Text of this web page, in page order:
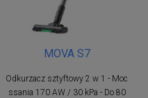
MOVA S7
Odkurzacz sztyftowy 2 w 1 - Moc
ssania 170 AW / 30 kPa - Do 80